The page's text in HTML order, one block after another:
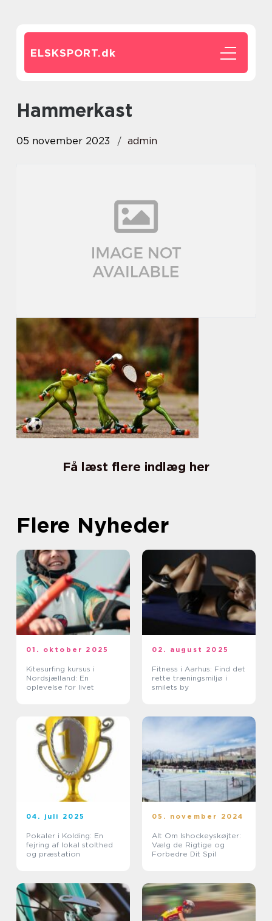
ELSKSPORT.dk
hammerkast
05 november 2023 admin
Få læst flere indlæg her
Flere Nyheder
01. oktober 2025
Kitesurfing kursus i
Nordsjælland: En
oplevelse for livet
02. august 2025
Fitness i Aarhus: Find det
rette træningsmiljø i
smilets by
04. juli 2025
Pokaler i Kolding: En
fejring af lokal stolthed
og præstation
05. november 2024
Alt Om Ishockeyskøjter:
Vælg de Rigtige og
Forbedre Dit Spil